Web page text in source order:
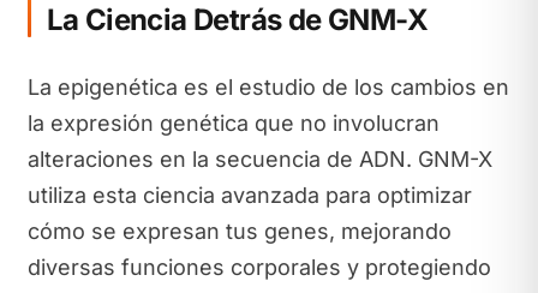
La Ciencia Detrás de GNM-X
La epigenética es el estudio de los cambios en
la expresión genética que no involucran
alteraciones en la secuencia de ADN. GNM-X
utiliza esta ciencia avanzada para optimizar
cómo se expresan tus genes, mejorando
diversas funciones corporales y protegiendo